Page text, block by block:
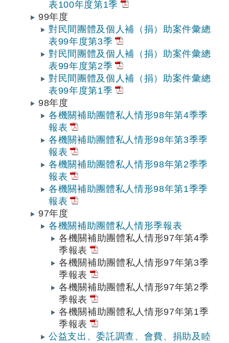
表100年度第1季
99年度
對民間團體及個人補（捐）助案件彙總
表99年度第3季
對民間團體及個人補（捐）助案件彙總
表99年度第2季
對民間團體及個人補（捐）助案件彙總
表99年度第1季
98年度
各機關補助團體私人情形98年第4季季
報表
各機關補助團體私人情形98年第3季季
報表
各機關補助團體私人情形98年第2季季
報表
各機關補助團體私人情形98年第1季季
報表
97年度
各機關補助團體私人情形季報表
各機關補助團體私人情形97年第4季
季報表
各機關補助團體私人情形97年第3季
季報表
各機關補助團體私人情形97年第2季
季報表
各機關補助團體私人情形97年第1季
季報表
公益支出、委託調查、會費、捐助及睦